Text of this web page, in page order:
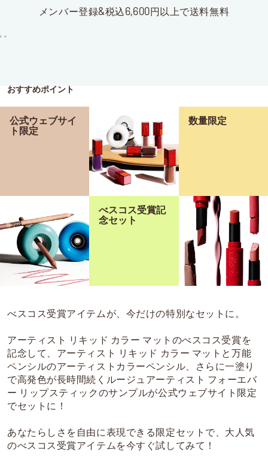
メンバー登録&税込6,600円以上で送料無料
おすすめポイント
公式ウェブサイ
ト限定
数量限定
べスコス受賞記
念セット
べスコス受賞アイテムが、今だけの特別なセットに。
アーティスト リキッド カラー マットのべスコス受賞を
記念して、アーティスト リキッド カラー マットと万能
ペンシルのアーティストカラーペンシル、さらに一塗り
で高発色が長時間続くルージュアーティスト フォーエバ
ー リップスティックのサンプルが公式ウェブサイト限定
でセットに！
あなたらしさを自由に表現できる限定セットで、大人気
のべスコス受賞アイテムを今すぐ試してみて！